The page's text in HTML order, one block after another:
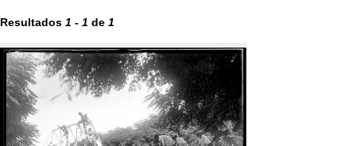
Resultados 1 - 1 de 1